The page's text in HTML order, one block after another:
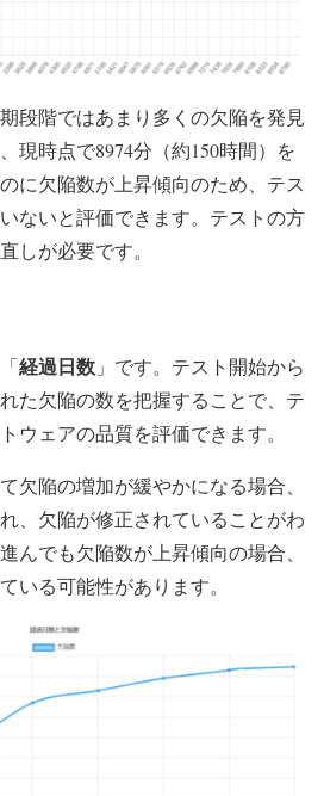
段階ではあまり多くの欠陥を発見
現時点で8974分（約150時間）を
に欠陥数が上昇傾向のため、テス
ないと評価できます。テストの方
しが必要です。
経過日数 」です。テスト開始から
た欠陥の数を把握することで、テ
ウェアの品質を評価できます。
欠陥の増加が緩やかになる場合、
、欠陥が修正されていることがわ
んでも欠陥数が上昇傾向の場合、
いる可能性があります。